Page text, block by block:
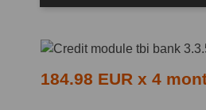
184.98 EUR x 4